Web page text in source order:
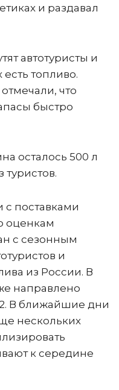
и раздавал
автотуристы и
есть топливо.
что
быстро
осталось 500 л
туристов.
с поставками
оценкам
с сезонным
и
из России. В
направлено
В ближайшие дни
нескольких
к середине